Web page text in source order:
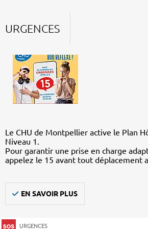
URGENCES
Le CHU de Montpellier active le Plan
Niveau 1.
Pour garantir une prise en charge
appelez le 15 avant tout déplacement
EN SAVOIR PLUS
URGENCES